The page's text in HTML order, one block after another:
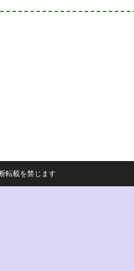
転載を禁じます